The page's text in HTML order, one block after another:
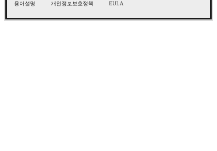
용어설명 개인정보보호정책 EULA